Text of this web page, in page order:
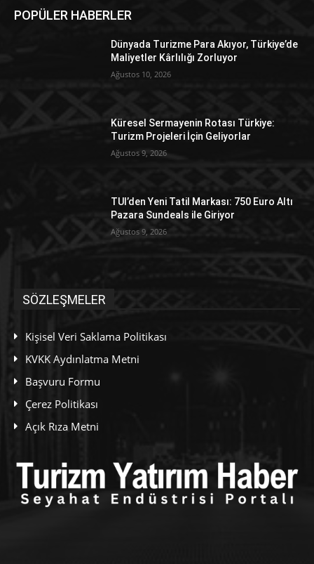
POPÜLER HABERLER
Dünyada Turizme Para Akıyor, Türkiye’de
Maliyetler Kârlılığı Zorluyor
Ağustos 10, 2026
Küresel Sermayenin Rotası Türkiye:
Turizm Projeleri İçin Geliyorlar
Ağustos 9, 2026
TUI’den Yeni Tatil Markası: 750 Euro Altı
Pazara Sundeals ile Giriyor
Ağustos 9, 2026
SÖZLEŞMELER
Kişisel Veri Saklama Politikası
KVKK Aydınlatma Metni
Başvuru Formu
Çerez Politikası
Açık Rıza Metni